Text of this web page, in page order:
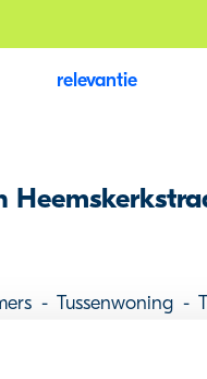
- Tussenwoning -